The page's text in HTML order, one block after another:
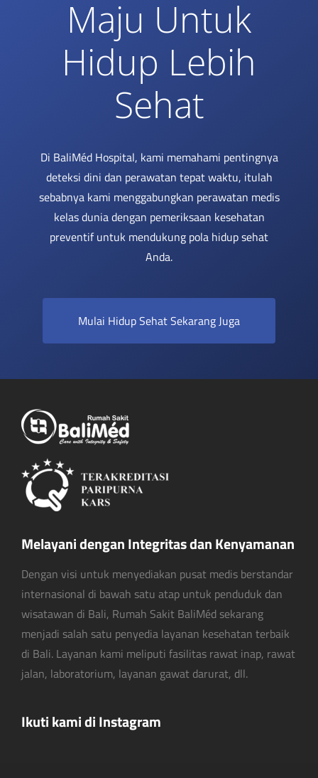
Maju Untuk
Hidup Lebih
Sehat
Di BaliMéd Hospital, kami memahami pentingnya
deteksi dini dan perawatan tepat waktu, itulah
sebabnya kami menggabungkan perawatan medis
kelas dunia dengan pemeriksaan kesehatan
preventif untuk mendukung pola hidup sehat
Anda.
Mulai Hidup Sehat Sekarang Juga
Melayani dengan Integritas dan Kenyamanan
Dengan visi untuk menyediakan pusat medis berstandar
internasional di bawah satu atap untuk penduduk dan
wisatawan di Bali, Rumah Sakit BaliMéd sekarang
menjadi salah satu penyedia layanan kesehatan terbaik
di Bali. Layanan kami meliputi fasilitas rawat inap, rawat
jalan, laboratorium, layanan gawat darurat, dll.
Ikuti kami di Instagram